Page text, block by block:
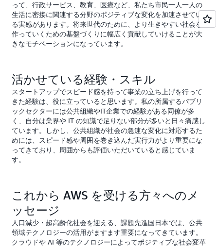
って、行政サービス、教育、医療など、私たち市民一人一人の
生活に密接に関連する分野のポジティブな変化を加速させてい
る実感があります。将来世代のために、より生きやすい社会を
作っていくための基盤づくりに幅広く貢献していけることが大
きなモチベーションになっています。
活かせている経験・スキル
スタートアップでスピード感を持って事業の立ち上げを行って
きた経験は、役に立っていると思います。私の所属するパブリ
ックセクターには公共組織やIT企業での経験がある同僚が多
く、自分は業界や IT の知識で足りない部分が多いと日々痛感し
ています。しかし、公共組織が社会の急速な変化に対応するた
めには、スピード感や周囲を巻き込んだ実行力がより重要にな
ってきており、周囲からも評価いただいていると感じていま
す。
これから AWS を受ける方々へのメ
ッセージ
人口減少・超高齢化社会を迎える、課題先進国日本では、公共
領域テクノロジーの活用がますます重要になってきています。
クラウドや AI 等のテクノロジーによってポジティブな社会変革